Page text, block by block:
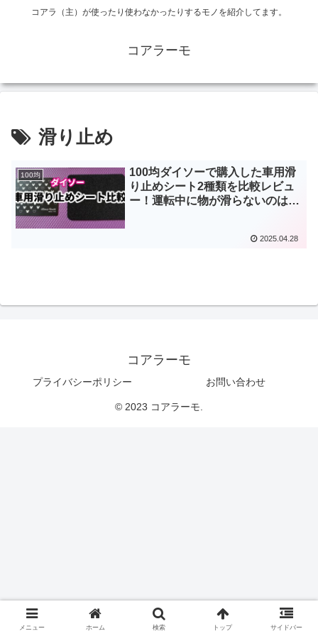
コアラ（主）が使ったり使わなかったりするモノを紹介してます。
コアラーモ
滑り止め
100均
100均ダイソーで購入した車用滑
り止めシート2種類を比較レビュ
ー！運転中に物が滑らないのはど
2025.04.28
コアラーモ
プライバシーポリシー お問い合わせ
© 2023 コアラーモ.
メニュー ホーム 検索 トップ サイドバー